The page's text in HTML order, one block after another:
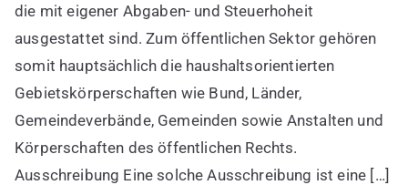
die mit eigener Abgaben- und Steuerhoheit
ausgestattet sind. Zum öffentlichen Sektor gehören
somit hauptsächlich die haushaltsorientierten
Gebietskörperschaften wie Bund, Länder,
Gemeindeverbände, Gemeinden sowie Anstalten und
Körperschaften des öffentlichen Rechts.
Ausschreibung Eine solche Ausschreibung ist eine […]